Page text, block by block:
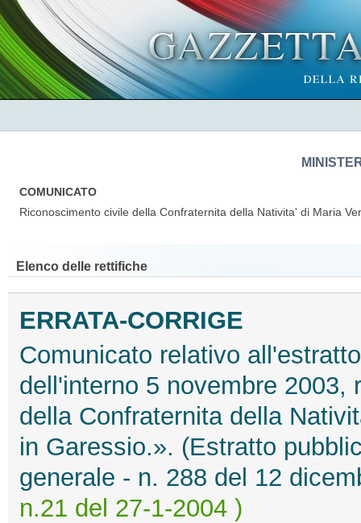
COMUNICATO
Riconoscimento civile della Confraternita della Nativita' di Maria
Elenco delle rettifiche
ERRATA-CORRIGE
Comunicato relativo
dell'interno 5 novembre
della Confraternita della
in Garessio.». (Estratto
generale - n. 288 del 12
n.21 del 27-1-2004 )